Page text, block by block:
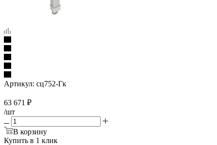
Артикул: сц752-Гк
63 671 ₽
/шт
В корзину
Купить в 1 клик